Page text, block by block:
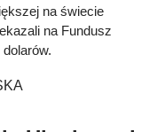
na świecie
na Fundusz